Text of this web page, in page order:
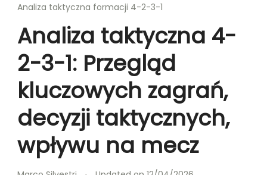
Analiza taktyczna formacji 4-2-3-1
Analiza taktyczna 4-
2-3-1: Przegląd
kluczowych zagrań,
decyzji taktycznych,
wpływu na mecz